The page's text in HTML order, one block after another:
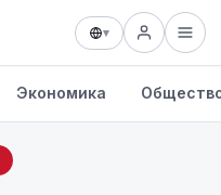
▾
Экономика